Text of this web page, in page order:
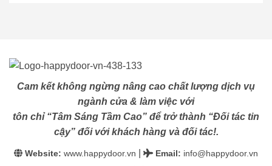
Cam kết không ngừng nâng cao chất lượng dịch vụ
ngành cửa & làm việc với
tôn chỉ “Tâm Sáng Tầm Cao” để trở thành “Đối tác tin
cậy” đối với khách hàng và đối tác!.
Website: www.happydoor.vn Email: info@happydoor.vn